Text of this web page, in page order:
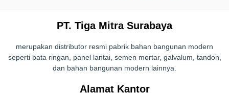
PT. Tiga Mitra Surabaya
merupakan distributor resmi pabrik bahan bangunan modern
seperti bata ringan, panel lantai, semen mortar, galvalum, tandon,
dan bahan bangunan modern lainnya.
Alamat Kantor